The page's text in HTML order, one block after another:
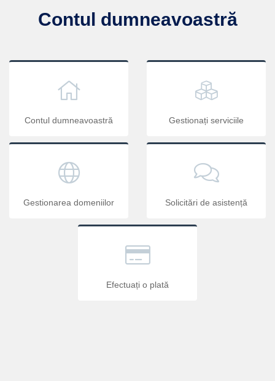
Contul dumneavoastră
Contul dumneavoastră Gestionați serviciile
Gestionarea domeniilor Solicitări de asistență
Efectuați o plată